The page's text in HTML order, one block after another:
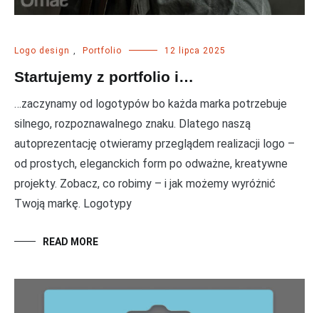
Logo design , Portfolio 12 lipca 2025
Startujemy z portfolio i…
…zaczynamy od logotypów bo każda marka potrzebuje
silnego, rozpoznawalnego znaku. Dlatego naszą
autoprezentację otwieramy przeglądem realizacji logo –
od prostych, eleganckich form po odważne, kreatywne
projekty. Zobacz, co robimy – i jak możemy wyróżnić
Twoją markę. Logotypy
READ MORE